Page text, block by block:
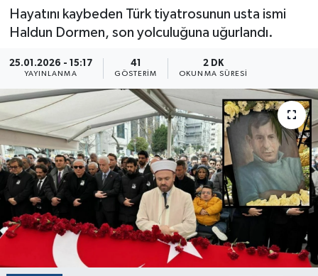
Hayatını kaybeden Türk tiyatrosunun usta ismi
Haldun Dormen, son yolculuğuna uğurlandı.
25.01.2026 - 15:17
YAYINLANMA
41
GÖSTERIM
2 DK
OKUNMA SÜRESI
Siyaset
Tüm Manşetler
Son Dakika Haberleri
Haber Arşivi